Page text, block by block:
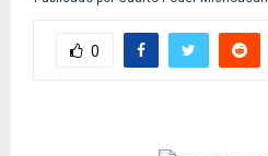
0